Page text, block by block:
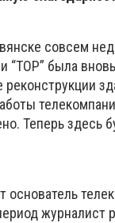
совсем
“ТОР” была
Теперь здесь
основатель
журналист